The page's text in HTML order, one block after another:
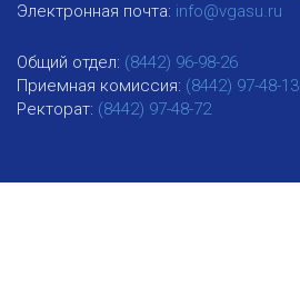
Электронная почта: info@vgasu.ru
Общий отдел: (8442) 96-98-26
Приемная комиссия: (8442) 97-48-13
Ректорат: (8442) 97-48-72